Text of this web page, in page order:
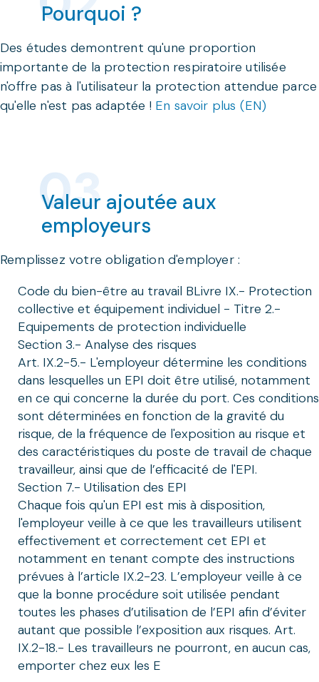
Pourquoi ?
Des études demontrent qu'une proportion
importante de la protection respiratoire utilisée
n'offre pas à l'utilisateur la protection attendue parce
qu'elle n'est pas adaptée ! En savoir plus (EN)
Valeur ajoutée aux
employeurs
Remplissez votre obligation d'employer :
Code du bien-être au travail BLivre IX.- Protection
collective et équipement individuel - Titre 2.-
Equipements de protection individuelle
Section 3.- Analyse des risques
Art. IX.2-5.- L'employeur détermine les conditions
dans lesquelles un EPI doit être utilisé, notamment
en ce qui concerne la durée du port. Ces conditions
sont déterminées en fonction de la gravité du
risque, de la fréquence de l'exposition au risque et
des caractéristiques du poste de travail de chaque
travailleur, ainsi que de l’efficacité de l'EPI.
Section 7.- Utilisation des EPI
Chaque fois qu'un EPI est mis à disposition,
l'employeur veille à ce que les travailleurs utilisent
effectivement et correctement cet EPI et
notamment en tenant compte des instructions
prévues à l’article IX.2-23. L’employeur veille à ce
que la bonne procédure soit utilisée pendant
toutes les phases d’utilisation de l’EPI afin d’éviter
autant que possible l’exposition aux risques. Art.
IX.2-18.- Les travailleurs ne pourront, en aucun cas,
emporter chez eux les E